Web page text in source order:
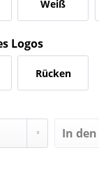
Weiß
Logos
Rücken
In den